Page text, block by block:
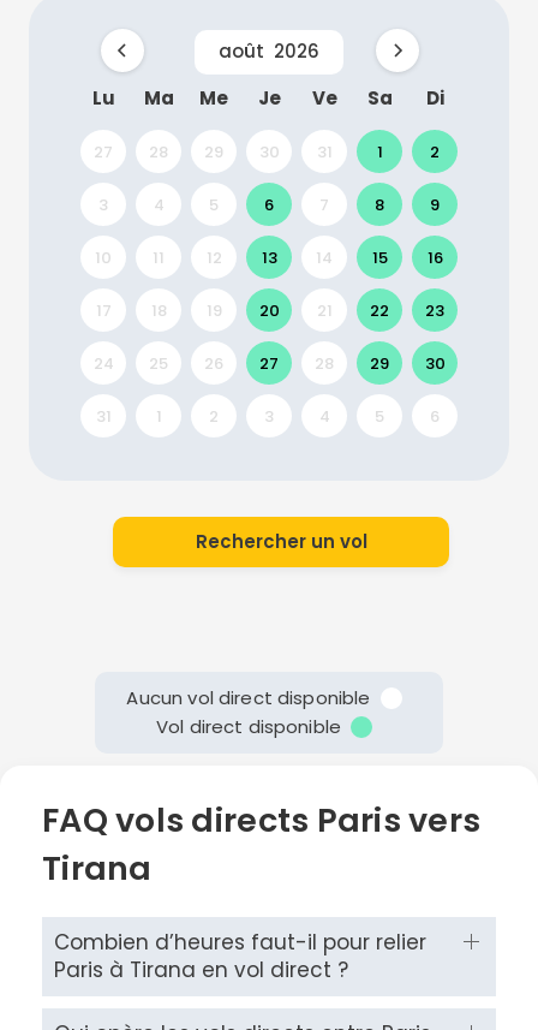
août 2026
Lu
Ma Me Je Ve Sa Di
27 28 29 30 31 1 2
3 4 5 6 7 8 9
10 11 12 13 14 15 16
17 18 19 20 21 22 23
24 25 26 27 28 29 30
31 1 2 3 4 5 6
Rechercher un vol
Aucun vol direct disponible
Vol direct disponible
FAQ vols directs Paris vers
Tirana
Combien d’heures faut-il pour relier
Paris à Tirana en vol direct ?